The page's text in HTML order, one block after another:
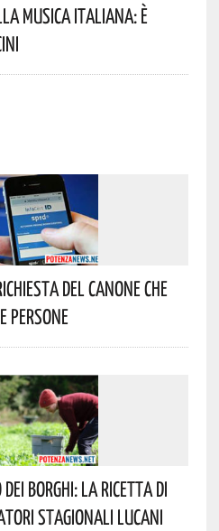
Musica Italiana: È
Del Canone Che
Persone
Borghi: La Ricetta Di
Stagionali Lucani